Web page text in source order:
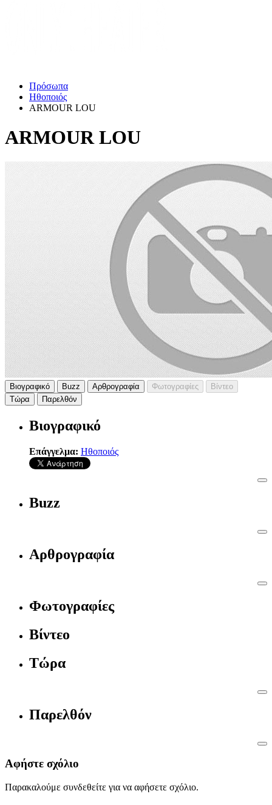
Πρόσωπα
Ηθοποιός
ARMOUR LOU
ARMOUR LOU
Βιογραφικό Buzz Αρθρογραφία Φωτογραφίες
Βίντεο
Τώρα
Παρελθόν
Βιογραφικό
Επάγγελμα: Ηθοποιός
Buzz
Αρθρογραφία
Φωτογραφίες
Βίντεο
Τώρα
Παρελθόν
Αφήστε σχόλιο
Παρακαλούμε συνδεθείτε για να αφήσετε σχόλιο.